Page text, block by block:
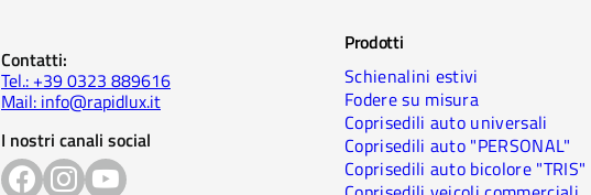
Contatti:
Tel.: +39 0323 889616
Mail: info@rapidlux.it
I nostri canali social
Prodotti
Schienalini estivi
Fodere su misura
Coprisedili auto universali
Coprisedili auto "PERSONAL"
Coprisedili auto bicolore "TRIS"